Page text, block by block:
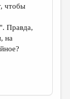
чтобы
Правда,
на